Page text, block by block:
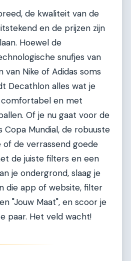
de kwaliteit van de
en de prijzen zijn
Hoewel de
snufjes van
Nike of Adidas soms
Decathlon alles wat je
en met
Of je nu gaat voor de
Copa Mundial, de robuuste
of de verrassend goede
de juiste filters en een
je ondergrond, slaag je
die app of website, filter
"Jouw Maat", en scoor je
paar. Het veld wacht!